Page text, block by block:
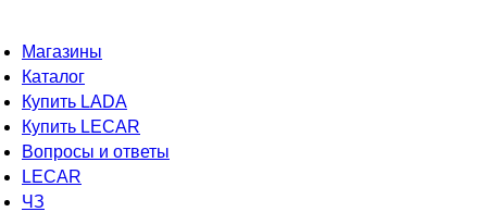
Магазины
Каталог
Купить LADA
Купить LECAR
Вопросы и ответы
LECAR
ЧЗ